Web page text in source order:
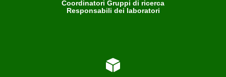
Coordinatori Gruppi di ricerca
Responsabili dei laboratori